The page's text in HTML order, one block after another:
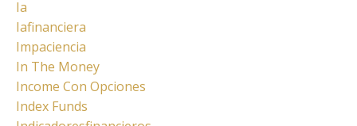
Ia
Iafinanciera
Impaciencia
In The Money
Income Con Opciones
Index Funds